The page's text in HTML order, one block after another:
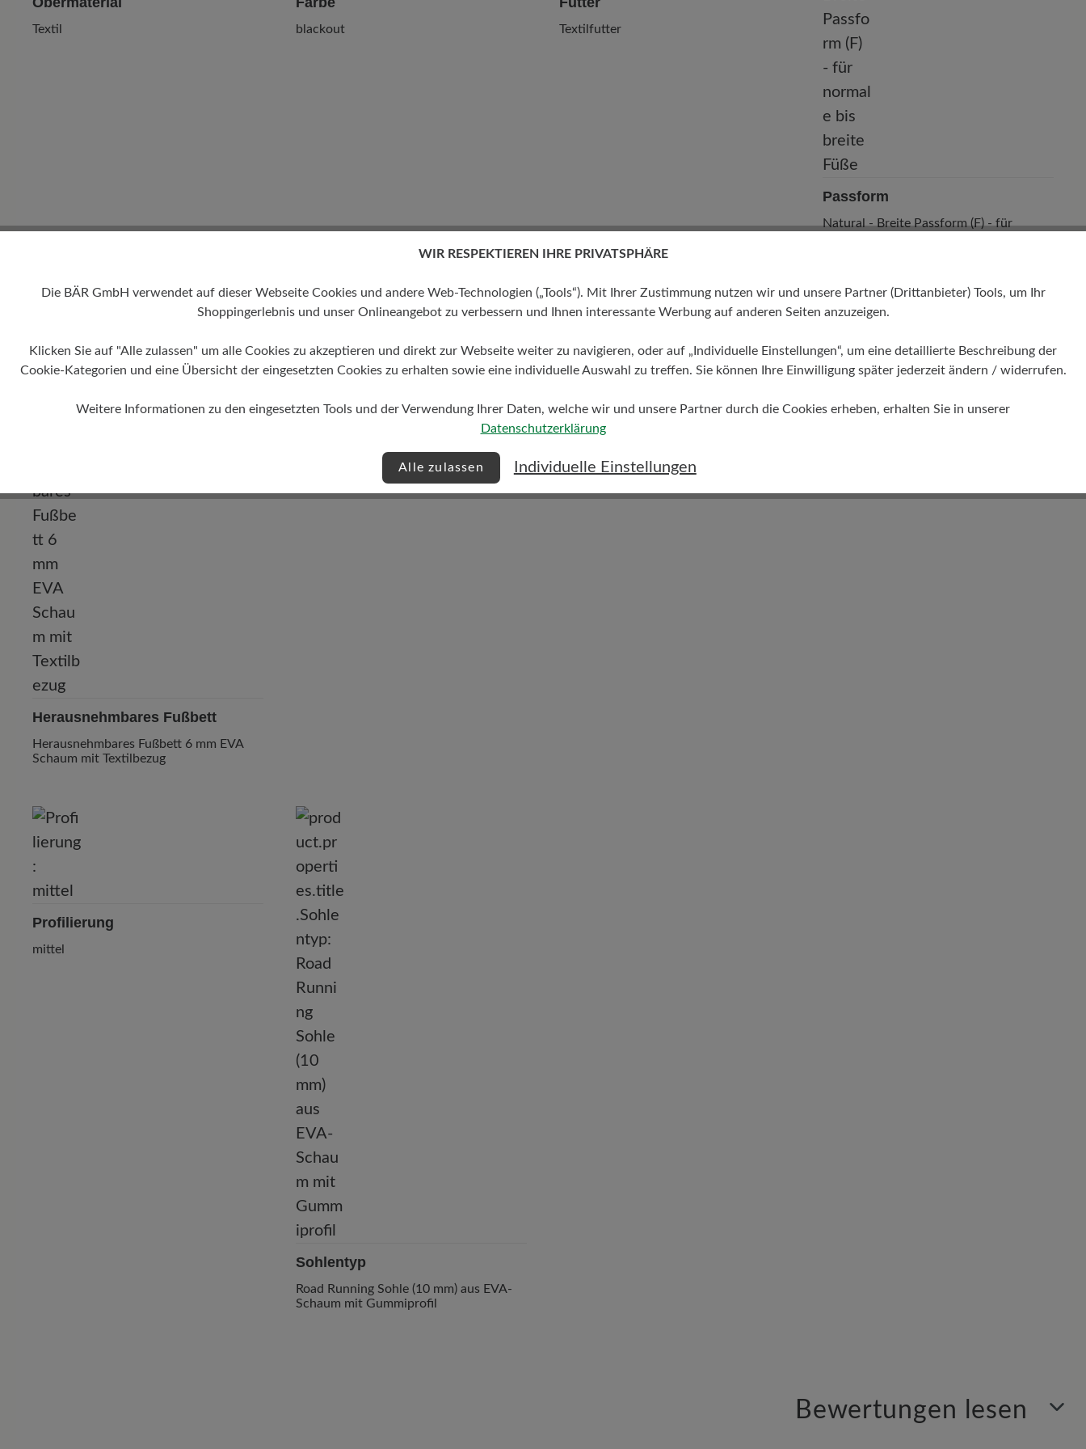
Textil blackout Textilfutter
Passform
Natural - Breite Passform (F) - für
Herausnehmbares Fußbett
Herausnehmbares Fußbett 6 mm EVA
Schaum mit Textilbezug
Absatz
0 mm Dämpfungsgrad
mittel
Profilierung
mittel
Sohlentyp
Road Running Sohle (10 mm) aus EVA-
Schaum mit Gummiprofil
Bewertungen lesen
WIR RESPEKTIEREN IHRE PRIVATSPHÄRE
Die BÄR GmbH verwendet auf dieser Webseite Cookies und andere Web-Technologien („Tools“). Mit Ihrer Zustimmung nutzen wir und unsere Partner (Drittanbieter) Tools, um Ihr
Shoppingerlebnis und unser Onlineangebot zu verbessern und Ihnen interessante Werbung auf anderen Seiten anzuzeigen.
Klicken Sie auf "Alle zulassen" um alle Cookies zu akzeptieren und direkt zur Webseite weiter zu navigieren, oder auf „Individuelle Einstellungen“, um eine detaillierte Beschreibung der
Cookie-Kategorien und eine Übersicht der eingesetzten Cookies zu erhalten sowie eine individuelle Auswahl zu treffen. Sie können Ihre Einwilligung später jederzeit ändern / widerrufen.
Weitere Informationen zu den eingesetzten Tools und der Verwendung Ihrer Daten, welche wir und unsere Partner durch die Cookies erheben, erhalten Sie in unserer
Datenschutzerklärung
Alle zulassen Individuelle Einstellungen